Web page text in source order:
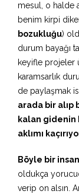
mesul, o halde
benim kirpi
bozukluğu)
durum bayağı
keyifle projeler
karamsarlık
de paylaşmak
arada bir alıp
kalan gidenin
aklımı
Böyle bir
oldukça
verip on alsın.